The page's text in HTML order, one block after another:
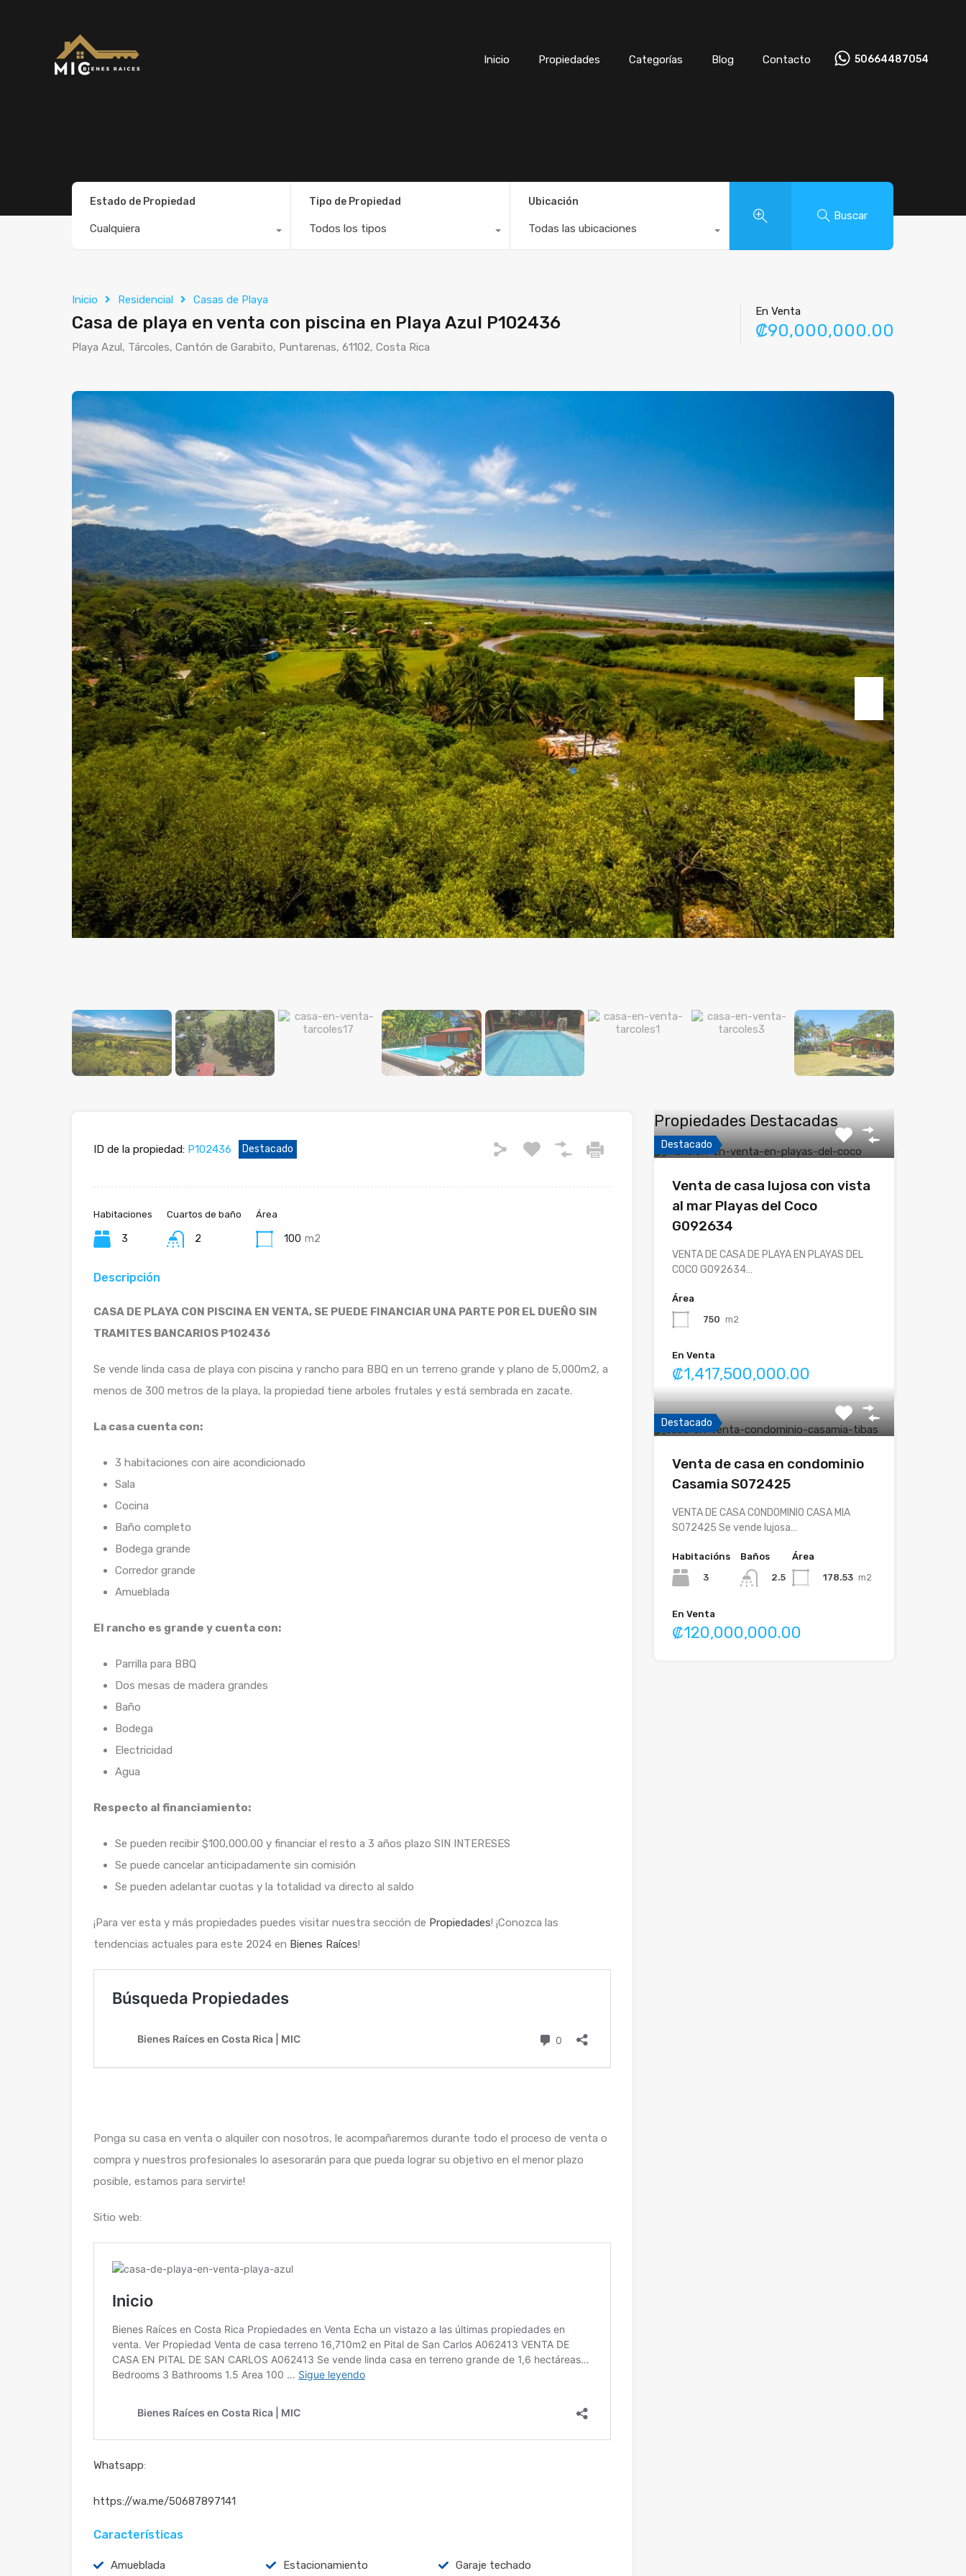
Inicio Propiedades Categorías Blog Contacto 50664487054
Estado de Propiedad
Cualquiera
Tipo de Propiedad
Todos los tipos
Ubicación
Todas las ubicaciones
Buscar
Inicio Residencial Casas de Playa
Casa de playa en venta con piscina en Playa Azul P102436
Playa Azul, Tárcoles, Cantón de Garabito, Puntarenas, 61102, Costa Rica
En Venta
₡90,000,000.00
ID de la propiedad: P102436 Destacado
Habitaciones
3
Cuartos de baño
2
Área
100 m2
Descripción
CASA DE PLAYA CON PISCINA EN VENTA, SE PUEDE FINANCIAR UNA PARTE POR EL DUEÑO SIN
TRAMITES BANCARIOS P102436
Se vende linda casa de playa con piscina y rancho para BBQ en un terreno grande y plano de 5,000m2, a
menos de 300 metros de la playa, la propiedad tiene arboles frutales y está sembrada en zacate.
La casa cuenta con:
3 habitaciones con aire acondicionado
Sala
Cocina
Baño completo
Bodega grande
Corredor grande
Amueblada
El rancho es grande y cuenta con:
Parrilla para BBQ
Dos mesas de madera grandes
Baño
Bodega
Electricidad
Agua
Respecto al financiamiento:
Se pueden recibir $100,000.00 y financiar el resto a 3 años plazo SIN INTERESES
Se puede cancelar anticipadamente sin comisión
Se pueden adelantar cuotas y la totalidad va directo al saldo
¡Para ver esta y más propiedades puedes visitar nuestra sección de Propiedades! ¡Conozca las
tendencias actuales para este 2024 en Bienes Raíces!
Ponga su casa en venta o alquiler con nosotros, le acompañaremos durante todo el proceso de venta o
compra y nuestros profesionales lo asesorarán para que pueda lograr su objetivo en el menor plazo
posible, estamos para servirte!
Sitio web:
Whatsapp:
https://wa.me/50687897141
Características
Amueblada Estacionamiento Garaje techado
Propiedades Destacadas
Destacado
Venta de casa lujosa con vista
al mar Playas del Coco
G092634
VENTA DE CASA DE PLAYA EN PLAYAS DEL
COCO G092634…
Área
750 m2
En Venta
₡1,417,500,000.00
Destacado
Venta de casa en condominio
Casamia S072425
VENTA DE CASA CONDOMINIO CASA MIA
S072425 Se vende lujosa…
Habitacións
3
Baños
2.5
Área
178.53 m2
En Venta
₡120,000,000.00